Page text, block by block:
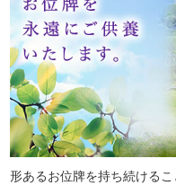
形あるお位牌を持ち続ける